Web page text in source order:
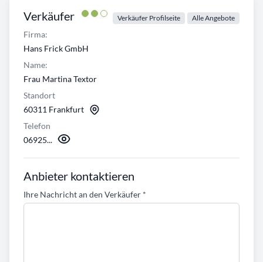
Verkäufer Verkäufer Profilseite Alle Angebote
Firma:
Hans Frick GmbH
Name:
Frau Martina Textor
Standort
60311 Frankfurt
Telefon
06925...
Anbieter kontaktieren
Ihre Nachricht an den Verkäufer *